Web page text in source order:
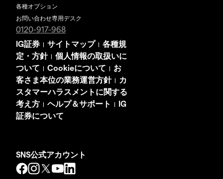
各種オプション
お問い合わせ専用デスク
0120-917-968
IG証券 | サイトマップ | 各種規
定・方針| 個人情報の取扱いに
ついて | Cookieについて | お
客さま本位の業務運営方針|
カ
スタマーハラスメントに関する
考え方 | ヘルプ＆サポート | IG
証券について
SNS公式アカウント